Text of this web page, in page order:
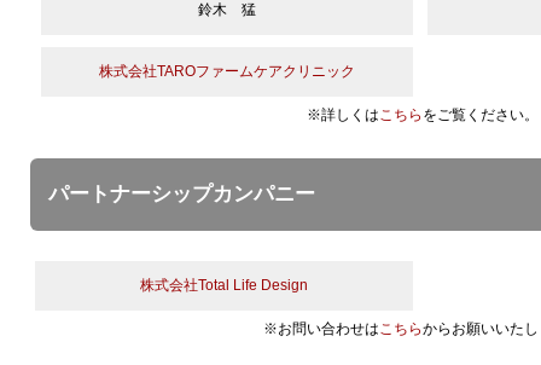
鈴木 猛
株式会社TAROファームケアクリニック
※詳しくはこちら をご覧ください。
パートナーシップカンパニー
株式会社Total Life Design
※お問い合わせはこちらからお願いいた